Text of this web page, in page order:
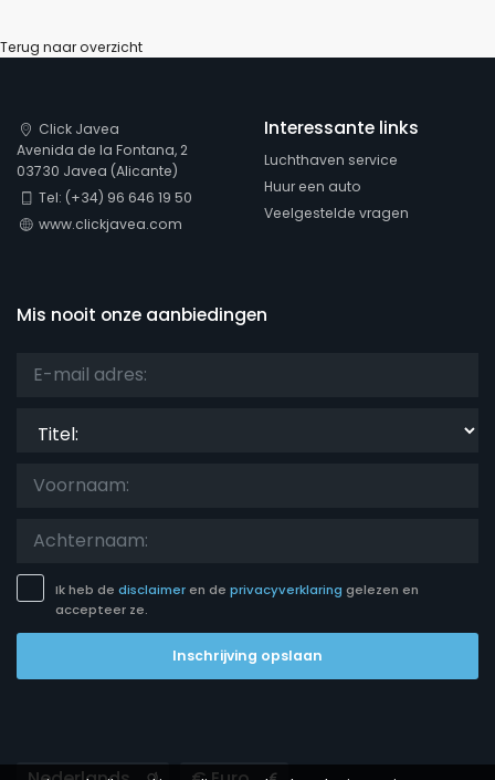
Terug naar overzicht
Click Javea
Avenida de la Fontana, 2
03730 Javea (Alicante)
Tel: (+34) 96 646 19 50
www.clickjavea.com
Interessante links
Luchthaven service
Huur een auto
Veelgestelde vragen
Mis nooit onze aanbiedingen
Ik heb de disclaimeren de privacyverklaring gelezen en
accepteer ze.
Inschrijving opslaan